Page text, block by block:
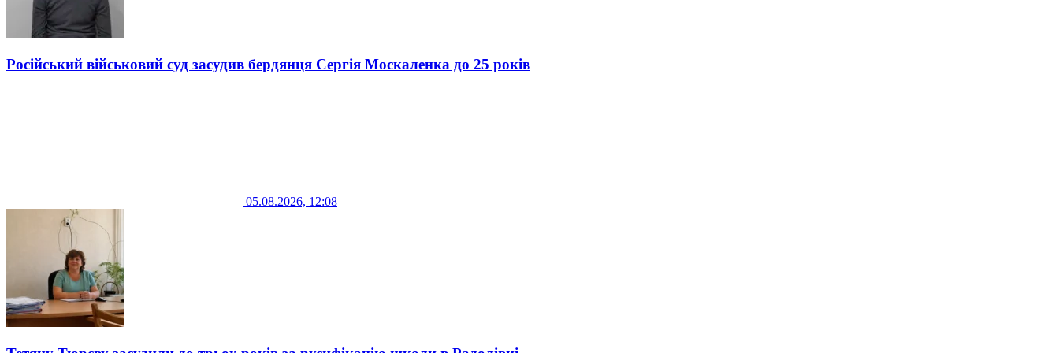
Російський військовий суд засудив бердянця Сергія Москаленка до 25 років
05.08.2026, 12:08